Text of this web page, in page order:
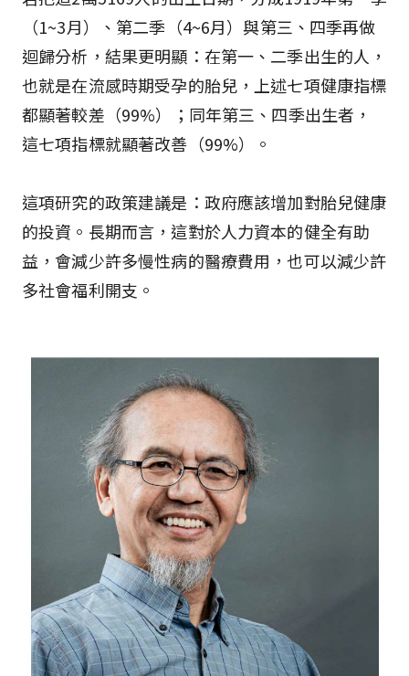
（1~3月）、第二季（4~6月）與第三、四季再做
迴歸分析，結果更明顯：在第一、二季出生的人，
也就是在流感時期受孕的胎兒，上述七項健康指標
都顯著較差（99%）；同年第三、四季出生者，
這七項指標就顯著改善（99%）。
這項研究的政策建議是：政府應該增加對胎兒健康
的投資。長期而言，這對於人力資本的健全有助
益，會減少許多慢性病的醫療費用，也可以減少許
多社會福利開支。